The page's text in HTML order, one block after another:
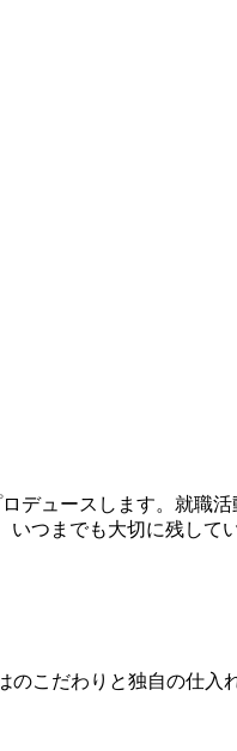
デュースします。就職
つまでも大切に残して
こだわりと独自の仕入